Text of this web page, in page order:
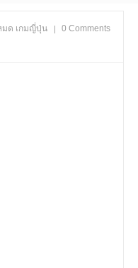
มด เกมญี่ปุ่น | 0 Comments